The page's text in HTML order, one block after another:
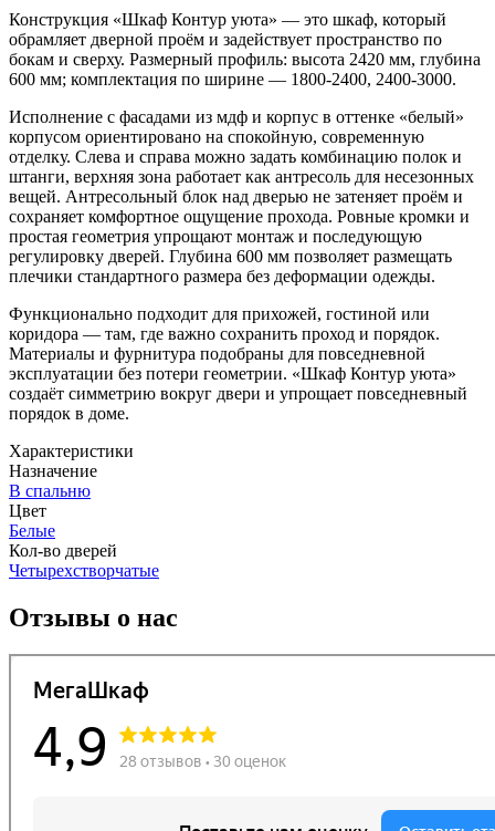
Конструкция «Шкаф Контур уюта» — это шкаф, который
обрамляет дверной проём и задействует пространство по
бокам и сверху. Размерный профиль: высота 2420 мм, глубина
600 мм; комплектация по ширине — 1800-2400, 2400-3000.
Исполнение с фасадами из мдф и корпус в оттенке «белый»
корпусом ориентировано на спокойную, современную
отделку. Слева и справа можно задать комбинацию полок и
штанги, верхняя зона работает как антресоль для несезонных
вещей. Антресольный блок над дверью не затеняет проём и
сохраняет комфортное ощущение прохода. Ровные кромки и
простая геометрия упрощают монтаж и последующую
регулировку дверей. Глубина 600 мм позволяет размещать
плечики стандартного размера без деформации одежды.
Функционально подходит для прихожей, гостиной или
коридора — там, где важно сохранить проход и порядок.
Материалы и фурнитура подобраны для повседневной
эксплуатации без потери геометрии. «Шкаф Контур уюта»
создаёт симметрию вокруг двери и упрощает повседневный
порядок в доме.
Характеристики
Назначение
В спальню
Цвет
Белые
Кол-во дверей
Четырехстворчатые
Отзывы о нас